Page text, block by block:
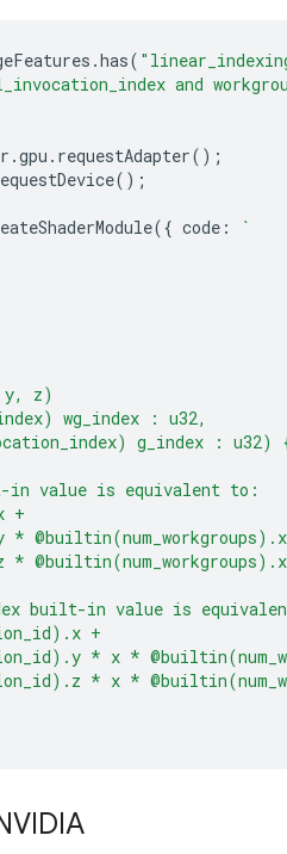
.has(
and
.gpu . requestAdapter();
();
({ code :
`
z)
wg_index : u32,
g_index : u32)
value is equivalent to:
+
*
*
built-in value is
+
* x *
* x *